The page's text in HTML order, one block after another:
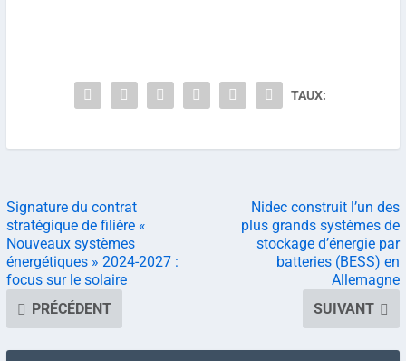
TAUX:
Signature du contrat
stratégique de filière «
Nouveaux systèmes
énergétiques » 2024-2027 :
focus sur le solaire
PRÉCÉDENT
Nidec construit l’un des
plus grands systèmes de
stockage d’énergie par
batteries (BESS) en
Allemagne
SUIVANT